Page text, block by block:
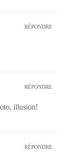
RÉPONDRE
RÉPONDRE
illusion!
RÉPONDRE